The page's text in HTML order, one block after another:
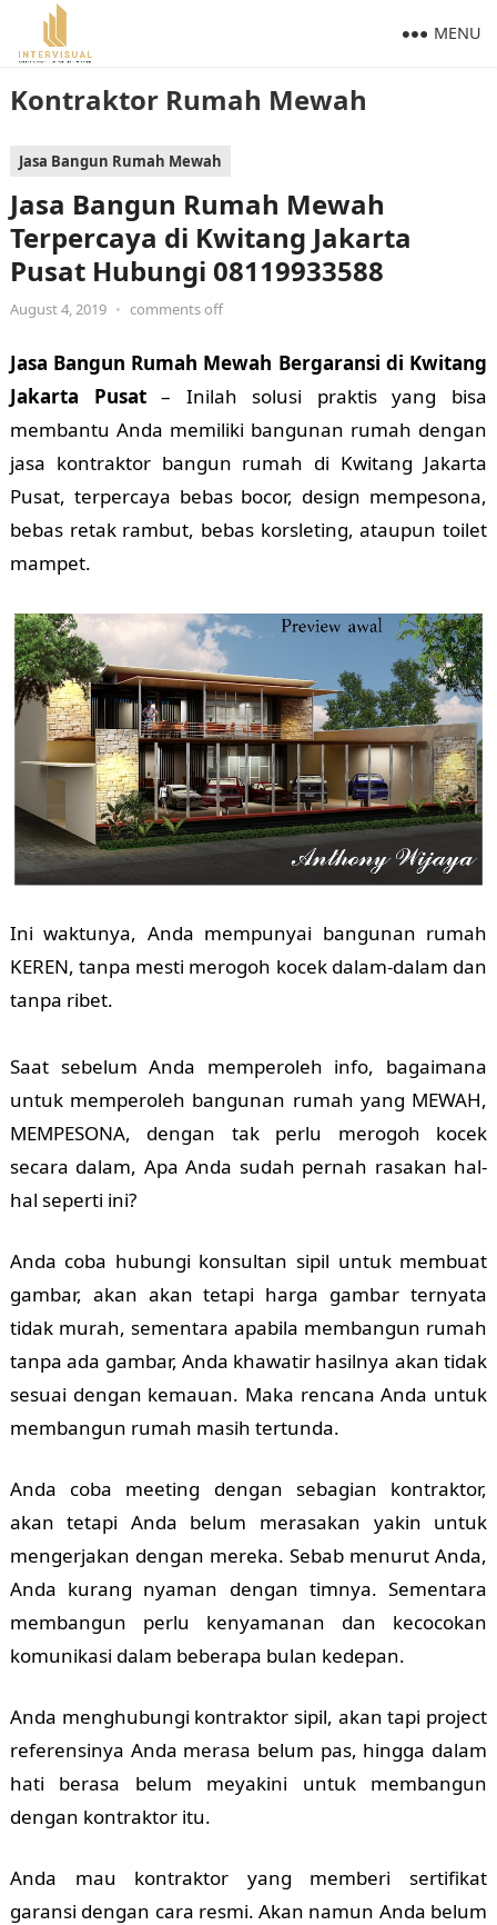
Kontraktor Rumah Mewah
MENU
Jasa Bangun Rumah Mewah
Jasa Bangun Rumah Mewah
Terpercaya di Kwitang Jakarta
Pusat Hubungi 08119933588
August 4, 2019 • comments off
Jasa Bangun Rumah Mewah Bergaransi di Kwitang
Jakarta Pusat– Inilah solusi praktis yang bisa
membantu Anda memiliki bangunan rumah dengan
jasa kontraktor bangun rumah di Kwitang Jakarta
Pusat, terpercaya bebas bocor, design mempesona,
bebas retak rambut, bebas korsleting, ataupun toilet
mampet.
Ini waktunya, Anda mempunyai bangunan rumah
KEREN, tanpa mesti merogoh kocek dalam-dalam dan
tanpa ribet.
Saat sebelum Anda memperoleh info, bagaimana
untuk memperoleh bangunan rumah yang MEWAH,
MEMPESONA, dengan tak perlu merogoh kocek
secara dalam, Apa Anda sudah pernah rasakan hal-
hal seperti ini?
Anda coba hubungi konsultan sipil untuk membuat
gambar, akan akan tetapi harga gambar ternyata
tidak murah, sementara apabila membangun rumah
tanpa ada gambar, Anda khawatir hasilnya akan tidak
sesuai dengan kemauan. Maka rencana Anda untuk
membangun rumah masih tertunda.
Anda coba meeting dengan sebagian kontraktor,
akan tetapi Anda belum merasakan yakin untuk
mengerjakan dengan mereka. Sebab menurut Anda,
Anda kurang nyaman dengan timnya. Sementara
membangun perlu kenyamanan dan kecocokan
komunikasi dalam beberapa bulan kedepan.
Anda menghubungi kontraktor sipil, akan tapi project
referensinya Anda merasa belum pas, hingga dalam
hati berasa belum meyakini untuk membangun
dengan kontraktor itu.
Anda mau kontraktor yang memberi sertifikat
garansi dengan cara resmi. Akan namun Anda belum